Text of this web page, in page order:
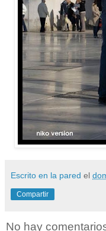
Escrito en la pared el
Compartir
No hay